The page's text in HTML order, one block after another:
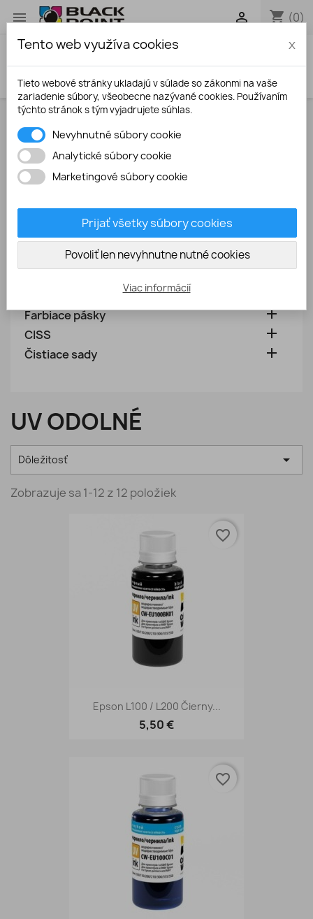
 shopping_cart (0)

search
PRODUKTY
Atramentové kazety
Tonery 
Fotopapiere

Faxové fólie (TTR)
Farbiace pásky 
CISS 
Čistiace sady 
UV ODOLNÉ
Dôležitosť 
Zobrazuje sa 1-12 z 12 položiek
Epson L100 / L200 Čierny...
5,50 €
favorite_border
favorite_border
Tento web využíva cookies x
Tieto webové stránky ukladajú v súlade so zákonmi na vaše
zariadenie súbory, všeobecne nazývané cookies. Používaním
týchto stránok s tým vyjadrujete súhlas.
Nevyhnutné súbory cookie
Analytické súbory cookie
Marketingové súbory cookie
Prijať všetky súbory cookies
Povoliť len nevyhnutne nutné cookies
Viac informácií